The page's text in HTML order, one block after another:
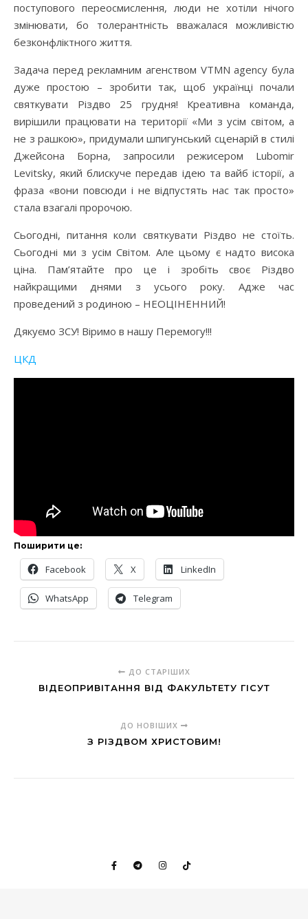
поступового переосмислення, люди не хотіли нічого
змінювати, бо толерантність вважалася можливістю
безконфліктного життя.
Задача перед рекламним агенством VTMN agency була
дуже простою – зробити так, щоб українці почали
святкувати Різдво 25 грудня! Креативна команда,
вирішили працювати на території «Ми з усім світом, а
не з рашкою», придумали шпигунський сценарій в стилі
Джейсона Борна, запросили режисером Lubomir
Levitsky, який блискуче передав ідею та вайб історії, а
фраза «вони повсюди і не відпустять нас так просто»
стала взагалі пророчою.
Сьогодні, питання коли святкувати Різдво не стоїть.
Сьогодні ми з усім Світом. Але цьому є надто висока
ціна. Пам’ятайте про це і зробіть своє Різдво
найкращими днями з усього року. Адже час
проведений з родиною – НЕОЦІНЕННИЙ!
Дякуємо ЗСУ! Віримо в нашу Перемогу!!!
ЦКД
Поширити це:
Facebook X LinkedIn
WhatsApp Telegram
ДО СТАРІШИХ
ВІДЕОПРИВІТАННЯ ВІД ФАКУЛЬТЕТУ ГІСУТ
ДО НОВІШИХ
З РІЗДВОМ ХРИСТОВИМ!